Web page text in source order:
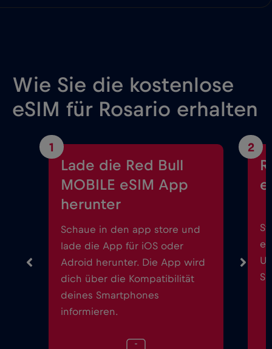
Wie Sie die kostenlose
eSIM für Rosario erhalten
1
Lade die Red Bull
MOBILE eSIM App
herunter
Schaue in den app store und
lade die App für iOS oder
Adroid herunter. Die App wird
dich über die Kompatibilität
deines Smartphones
informieren.
2